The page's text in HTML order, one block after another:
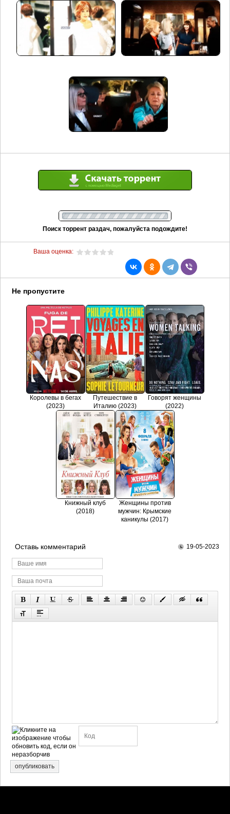
Поиск торрент раздач, пожалуйста подождите!
Ваша оценка:
Не пропустите
Королевы в бегах
(2023)
Путешествие в
Италию (2023)
Говорят женщины
(2022)
Книжный клуб
(2018)
Женщины против
мужчин: Крымские
каникулы (2017)
Оставь комментарий 19-05-2023
опубликовать